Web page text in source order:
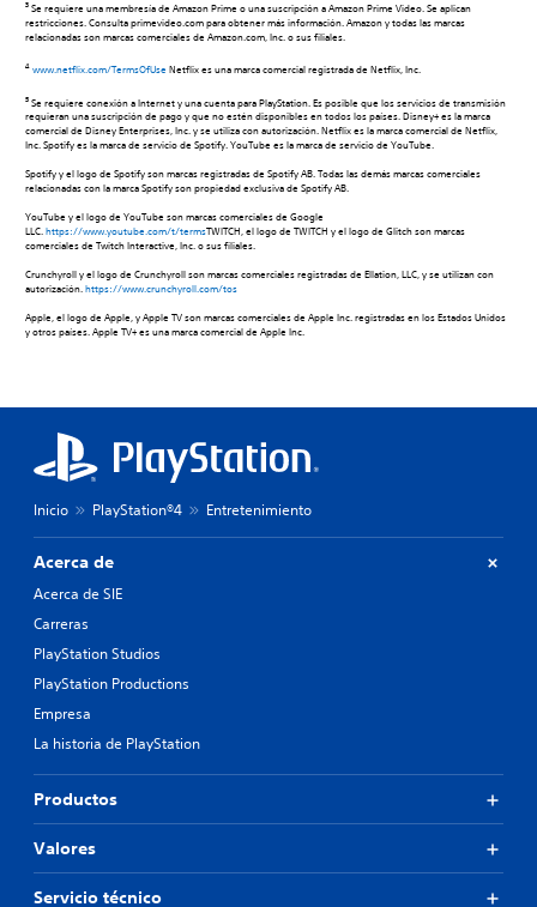
3 Se requiere una membresía de Amazon Prime o una suscripción a Amazon Prime Video. Se aplican
restricciones. Consulta primevideo.com para obtener más información. Amazon y todas las marcas
relacionadas son marcas comerciales de Amazon.com, Inc. o sus filiales.
4 www.netflix.com/TermsOfUse Netflix es una marca comercial registrada de Netflix, Inc.
5 Se requiere conexión a Internet y una cuenta para PlayStation. Es posible que los servicios de transmisión
requieran una suscripción de pago y que no estén disponibles en todos los países. Disney+ es la marca
comercial de Disney Enterprises, Inc. y se utiliza con autorización. Netflix es la marca comercial de Netflix,
Inc. Spotify es la marca de servicio de Spotify. YouTube es la marca de servicio de YouTube.
Spotify y el logo de Spotify son marcas registradas de Spotify AB. Todas las demás marcas comerciales
relacionadas con la marca Spotify son propiedad exclusiva de Spotify AB.
YouTube y el logo de YouTube son marcas comerciales de Google
LLC.https://www.youtube.com/t/termsTWITCH, el logo de TWITCH y el logo de Glitch son marcas
comerciales de Twitch Interactive, Inc. o sus filiales.
Crunchyroll y el logo de Crunchyroll son marcas comerciales registradas de Ellation, LLC, y se utilizan con
autorización.https://www.crunchyroll.com/tos
Apple, el logo de Apple, y Apple TV son marcas comerciales de Apple Inc. registradas en los Estados Unidos
y otros países. Apple TV+ es una marca comercial de Apple Inc.
Inicio PlayStation®4 Entretenimiento
Acerca de
Acerca de SIE
Carreras
PlayStation Studios
PlayStation Productions
Empresa
La historia de PlayStation
Productos
Valores
Servicio técnico